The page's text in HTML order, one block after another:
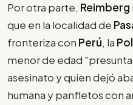
Por otra parte, Reimberg
que en la localidad de
fronteriza con Perú, la
menor de edad
asesinato y quien dejó
humana y panfletos con